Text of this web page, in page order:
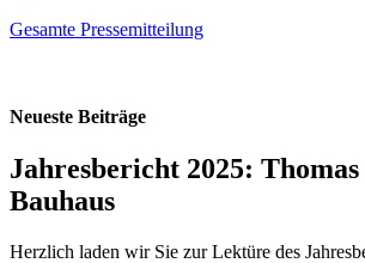
Gesamte Pressemitteilung
Neueste Beiträge
Jahresbericht 2025:
Bauhaus
Herzlich laden wir Sie zur Lektüre des